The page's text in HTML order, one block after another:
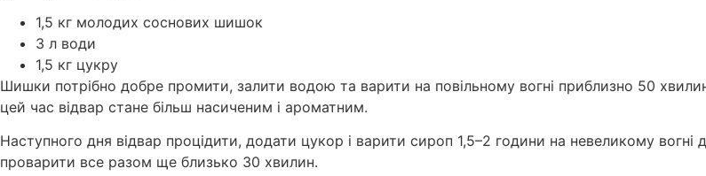
1,5 кг молодих соснових шишок
3 л води
1,5 кг цукру
Шишки потрібно добре промити, залити водою та варити на повільному вогні приблизно 50
цей час відвар стане більш насиченим і ароматним.
Наступного дня відвар процідити, додати цукор і варити сироп 1,5–2 години на невеликому
проварити все разом ще близько 30 хвилин.